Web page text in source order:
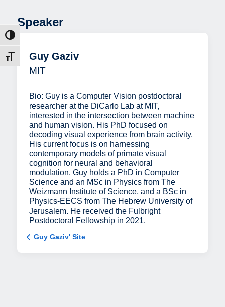
מתג
Speaker
Guy Gaziv
MIT
Bio: Guy is a Computer Vision postdoctoral
researcher at the DiCarlo Lab at MIT,
interested in the intersection between machine
and human vision. His PhD focused on
decoding visual experience from brain activity.
His current focus is on harnessing
contemporary models of primate visual
cognition for neural and behavioral
modulation. Guy holds a PhD in Computer
Science and an MSc in Physics from The
Weizmann Institute of Science, and a BSc in
Physics-EECS from The Hebrew University of
Jerusalem. He received the Fulbright
Postdoctoral Fellowship in 2021.
Guy Gaziv' Site